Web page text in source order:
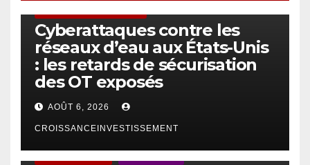
Cyberattaques contre les
réseaux d’eau aux États-Unis
: les retards de sécurisation
des OT exposés
AOÛT 6, 2026
CROISSANCEINVESTISSEMENT